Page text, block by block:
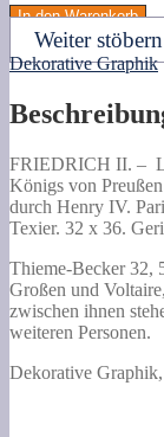
du
Roi
de
Prusse...
Ankunft
Königs
von
Preußen
im
und
seine
Versöhnung
mit
durch
In den Warenkorb
Weiter
Dekorative Graphik
FRIEDRICH II. –
Königs von
durch Henry IV.
Texier. 32 x 36.
Thieme-Becker 32,
Großen und
zwischen ihnen
weiteren Personen.
Dekorative